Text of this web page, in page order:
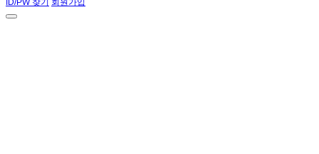
ID/PW 찾기 회원가입